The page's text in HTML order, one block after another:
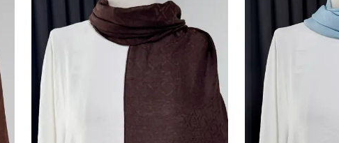
Kullanım
E-posta adresinizi girerek
edersiniz ve Gizlilik